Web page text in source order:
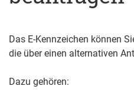
Das E-Kennzeichen können
die über einen alternativen
Dazu gehören: